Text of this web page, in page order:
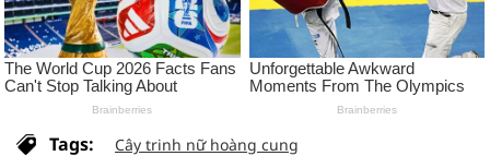
Tags:
Cây trinh nữ hoàng cung